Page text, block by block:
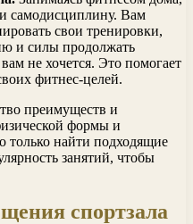
самодисциплину. Вам
свои тренировки,
и силы продолжать
не хочется. Это помогает
фитнес-целей.
преимуществ и
формы и
только найти подходящие
занятий, чтобы
спортзала